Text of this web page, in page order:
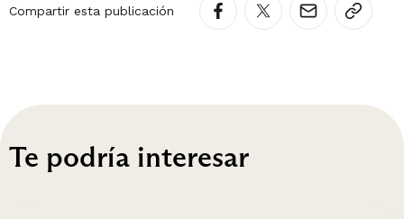
Compartir esta publicación
Te podría interesar